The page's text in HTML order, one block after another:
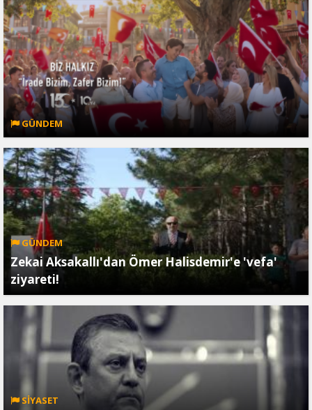
GÜNDEM
GÜNDEM
Zekai Aksakallı'dan Ömer Halisdemir'e 'vefa'
ziyareti!
SİYASET